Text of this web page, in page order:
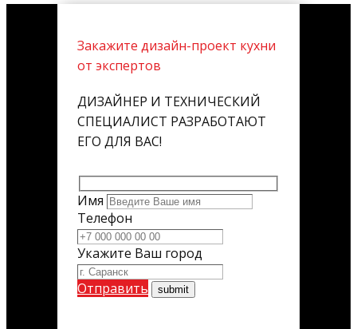
Закажите дизайн-проект кухни
от экспертов
ДИЗАЙНЕР И ТЕХНИЧЕСКИЙ
СПЕЦИАЛИСТ РАЗРАБОТАЮТ
ЕГО ДЛЯ ВАС!
Имя
Телефон
Укажите Ваш город
Отправить